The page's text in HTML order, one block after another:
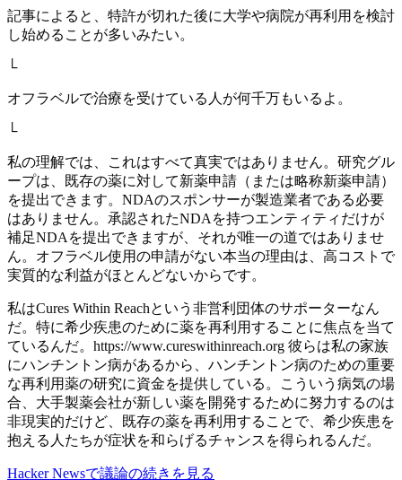
記事によると、特許が切れた後に大学や病院が再利用を検討
し始めることが多いみたい。
└
オフラベルで治療を受けている人が何千万もいるよ。
└
私の理解では、これはすべて真実ではありません。研究グル
ープは、既存の薬に対して新薬申請（または略称新薬申請）
を提出できます。NDAのスポンサーが製造業者である必要
はありません。承認されたNDAを持つエンティティだけが
補足NDAを提出できますが、それが唯一の道ではありませ
ん。オフラベル使用の申請がない本当の理由は、高コストで
実質的な利益がほとんどないからです。
私はCures Within Reachという非営利団体のサポーターなん
だ。特に希少疾患のために薬を再利用することに焦点を当て
ているんだ。https://www.cureswithinreach.org 彼らは私の家族
にハンチントン病があるから、ハンチントン病のための重要
な再利用薬の研究に資金を提供している。こういう病気の場
合、大手製薬会社が新しい薬を開発するために努力するのは
非現実的だけど、既存の薬を再利用することで、希少疾患を
抱える人たちが症状を和らげるチャンスを得られるんだ。
Hacker Newsで議論の続きを見る